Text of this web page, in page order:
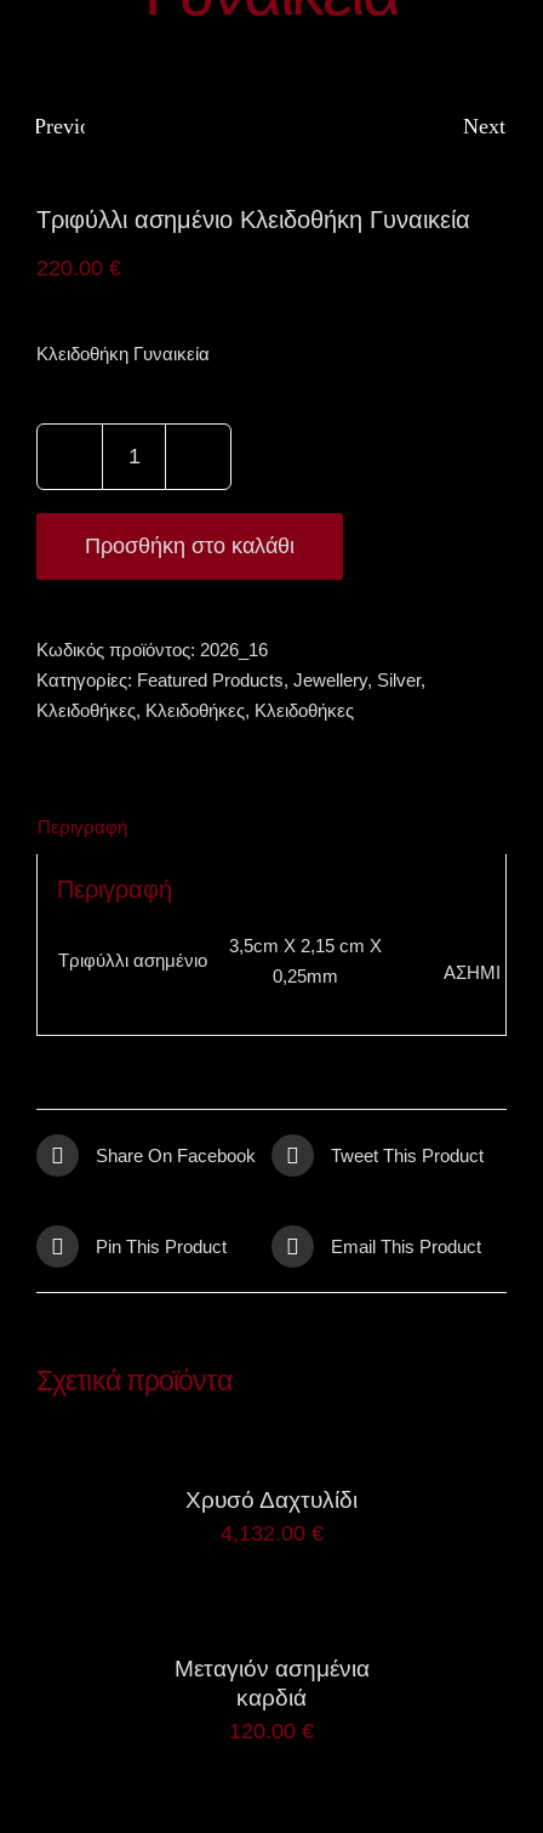
Previous Next
Τριφύλλι ασημένιο Κλειδοθήκη Γυναικεία
220.00 €
Κλειδοθήκη Γυναικεία
Τριφύλλι
Γυναικεία
Προσθήκη στο καλάθι
Κωδικός προϊόντος: 2026_16
Κατηγορίες: Featured Products, Jewellery, Silver,
Κλειδοθήκες, Κλειδοθήκες, Κλειδοθήκες
Περιγραφή
Περιγραφή
Τριφύλλι ασημένιο
3,5cm Χ 2,15 cm X
0,25mm
ΑΣΗΜΙ
Share On Facebook Tweet This Product
Pin This Product Email This Product
Σχετικά προϊόντα
Χρυσό Δαχτυλίδι
4,132.00 €
Μεταγιόν ασημένια
καρδιά
120.00 €